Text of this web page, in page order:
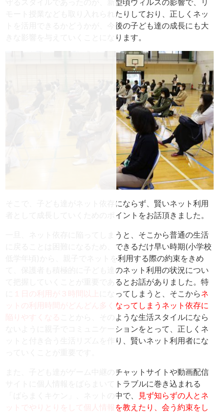
モート授業なども取り入れられたりしており、 正しくネッ
今後の子ども達の成長にも大
きな影響を与えていくことになります。
そこで、子ども達がネット依存にならず、 賢いネット利用
者として成長していくためのポイントをお話頂きま した。
一旦、ネット依存に陥ってしまうと、 そこから普通の生活
できるだけ早い時期(小学校
親子でネットを利用する際の約束をきめ
保護者も積極的に子ども達のネット利用の状況につい
くことが重要であるとお話がありました。特
１日の利用が３時間以上 になってしまうと、 そこからネ
ットの利用時間がどんどん多くなってしまうネット依存に
陥りやすくなる
そのような生活スタイルになら
ないように親子でコミュニケーショ ンをとって、正しくネ
ットと付き合う生活リズムを作り、 賢いネット利用者にな
子ども達がゲーム中継のチャットサイトや動画配信
報をばらまいてトラブルに巻き込まれる
ネットの中で、
見ず知らずの人とネ
ットでやりとりをして個人情報を教えたり、会う約束をし